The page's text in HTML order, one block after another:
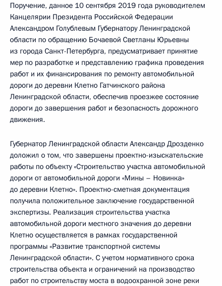
Поручение, данное 10 сентября 2019 года руководителем
Канцелярии Президента Российской Федерации
Александром Голублевым Губернатору Ленинградской
области по обращению Бочаевой Светланы Юрьевны
из города Санкт-Петербурга, предусматривает принятие
мер по разработке и представлению графика проведения
работ и их финансирования по ремонту автомобильной
дороги до деревни Клетно Гатчинского района
Ленинградской области, обеспечив проезжее состояние
дороги до завершения работ и безопасность дорожного
движения.
Губернатор Ленинградской области Александр Дрозденко
доложил о том, что завершены проектно-изыскательские
работы по объекту «Строительство участка автомобильной
дороги от автомобильной дороги «Мины – Новинка»
до деревни Клетно». Проектно-сметная документация
получила положительное заключение государственной
экспертизы. Реализация строительства участка
автомобильной дороги местного значения до деревни
Клетно осуществляется в рамках государственной
программы «Развитие транспортной системы
Ленинградской области». С учетом нормативного срока
строительства объекта и ограничений на производство
работ по строительству моста в водоохранной зоне реки